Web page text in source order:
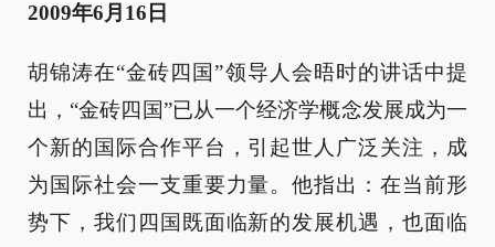
2009年6月16日
胡锦涛在“金砖四国”领导人会晤时的讲话中提
出，“金砖四国”已从一个经济学概念发展成为一
个新的国际合作平台，引起世人广泛关注，成
为国际社会一支重要力量。他指出：在当前形
势下，我们四国既面临新的发展机遇，也面临